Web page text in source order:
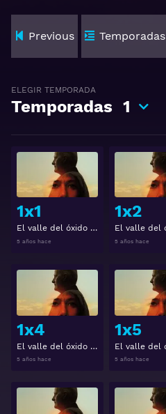
Previous Temporadas
ELEGIR TEMPORADA
Temporadas 1
1x1
El valle del óxido Temporada 1 Capitulo 1
5 años hace
1x2
5 años hace
1x4
El valle del óxido Temporada 1 Capitulo 4
5 años hace
1x5
5 años hace